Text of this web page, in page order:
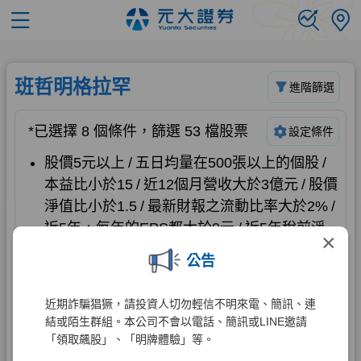
×
公告
近期詐騙猖獗，請投資人切勿輕信不明來電、簡訊、連
結或陌生群組。本公司不會以電話、簡訊或LINE邀請
「領取飆股」、「明牌體驗」等。